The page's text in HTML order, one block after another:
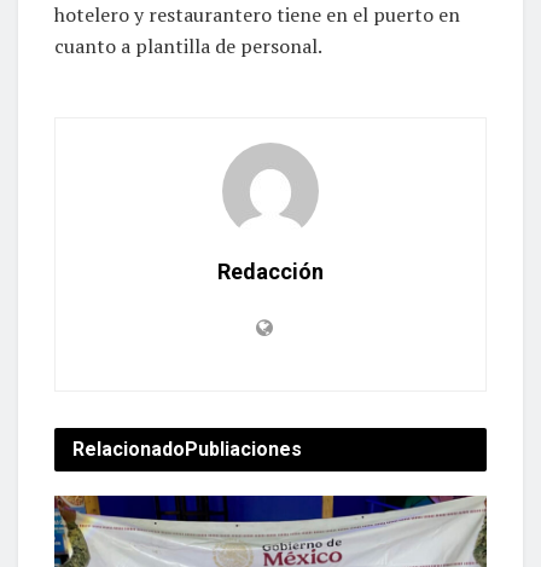
hotelero y restaurantero tiene en el puerto en
cuanto a plantilla de personal.
Redacción
RelacionadoPubliaciones